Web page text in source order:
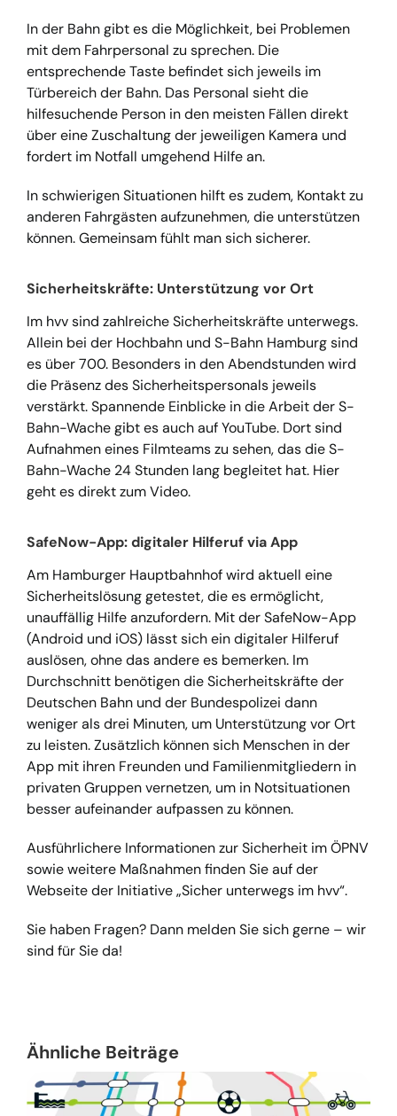
In der Bahn gibt es die Möglichkeit, bei Problemen
mit dem Fahrpersonal zu sprechen. Die
entsprechende Taste befindet sich jeweils im
Türbereich der Bahn. Das Personal sieht die
hilfesuchende Person in den meisten Fällen direkt
über eine Zuschaltung der jeweiligen Kamera und
fordert im Notfall umgehend Hilfe an.
In schwierigen Situationen hilft es zudem, Kontakt zu
anderen Fahrgästen aufzunehmen, die unterstützen
können. Gemeinsam fühlt man sich sicherer.
Sicherheitskräfte: Unterstützung vor Ort
Im hvv sind zahlreiche Sicherheitskräfte unterwegs.
Allein bei der Hochbahn und S-Bahn Hamburg sind
es über 700. Besonders in den Abendstunden wird
die Präsenz des Sicherheitspersonals jeweils
verstärkt. Spannende Einblicke in die Arbeit der S-
Bahn-Wache gibt es auch auf YouTube. Dort sind
Aufnahmen eines Filmteams zu sehen, das die S-
Bahn-Wache 24 Stunden lang begleitet hat. Hier
geht es direkt zum Video.
SafeNow-App: digitaler Hilferuf via App
Am Hamburger Hauptbahnhof wird aktuell eine
Sicherheitslösung getestet, die es ermöglicht,
unauffällig Hilfe anzufordern. Mit der SafeNow-App
(Android und iOS) lässt sich ein digitaler Hilferuf
auslösen, ohne das andere es bemerken. Im
Durchschnitt benötigen die Sicherheitskräfte der
Deutschen Bahn und der Bundespolizei dann
weniger als drei Minuten, um Unterstützung vor Ort
zu leisten. Zusätzlich können sich Menschen in der
App mit ihren Freunden und Familienmitgliedern in
privaten Gruppen vernetzen, um in Notsituationen
besser aufeinander aufpassen zu können.
Ausführlichere Informationen zur Sicherheit im ÖPNV
sowie weitere Maßnahmen finden Sie auf der
Webseite der Initiative „Sicher unterwegs im hvv“.
Sie haben Fragen? Dann melden Sie sich gerne – wir
sind für Sie da!
Ähnliche Beiträge